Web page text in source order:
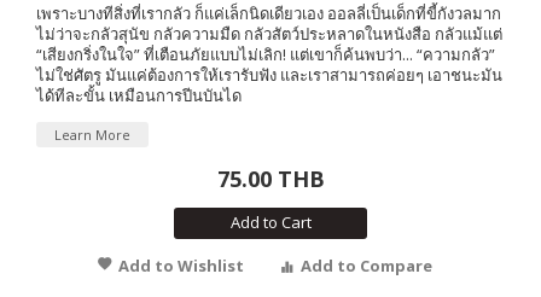
เพราะบางทีสิ่งที่เรากลัว ก็แค่เล็กนิดเดียวเอง ออลลี่เป็นเด็กที่ขี้กังวลมาก
ไม่ว่าจะกลัวสุนัข กลัวความมืด กลัวสัตว์ประหลาดในหนังสือ กลัวแม้แต่
“เสียงกริ่งในใจ” ที่เตือนภัยแบบไม่เลิก! แต่เขาก็ค้นพบว่า... “ความกลัว”
ไม่ใช่ศัตรู มันแค่ต้องการให้เรารับฟัง และเราสามารถค่อยๆ เอาชนะมัน
ได้ทีละขั้น เหมือนการปีนบันได
Learn More
75.00 THB
Add to Cart
Add to Wishlist
Add to Compare